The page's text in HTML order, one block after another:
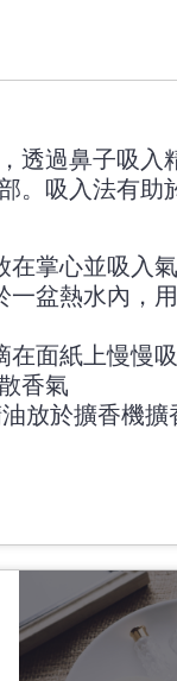
透過鼻子吸入
。吸入法有助
掌心並吸入
盆熱水內，
面紙上慢慢
香氣
放於擴香機